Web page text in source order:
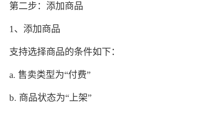
第二步：添加商品
1、添加商品
支持选择商品的条件如下：
a. 售卖类型为“付费”
b. 商品状态为“上架”